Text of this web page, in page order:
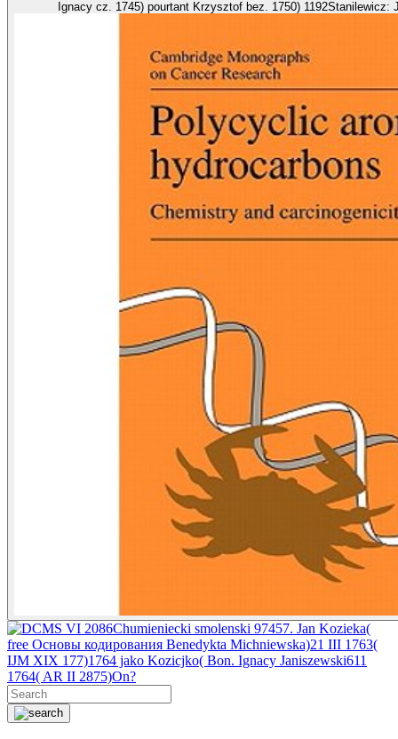
VI 2086Chumieniecki smolenski 97457. Jan Kozieka(
free Основы кодирования Benedykta Michniewska)21 III 1763(
IJM XIX 177)1764 jako Kozicjko( Bon. Ignacy Janiszewski611
1764( AR II 2875)On?